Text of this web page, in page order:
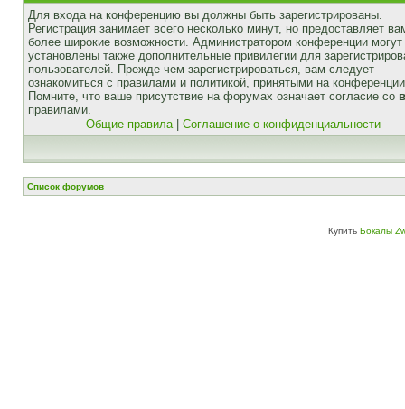
Для входа на конференцию вы должны быть зарегистрированы.
Регистрация занимает всего несколько минут, но предоставляет
более широкие возможности. Администратором конференции
установлены также дополнительные привилегии для
пользователей. Прежде чем зарегистрироваться, вам следует
ознакомиться с правилами и политикой, принятыми на
Помните, что ваше присутствие на форумах означает согласие со
правилами.
Общие правила| Соглашение о конфиденциальности
Список форумов
Купить Бокалы